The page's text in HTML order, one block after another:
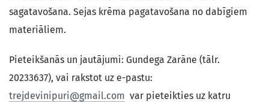
sagatavošana. Sejas krēma pagatavošana no dabīgiem
materiāliem.
Pieteikšanās un jautājumi: Gundega Zarāne (tālr.
20233637), vai rakstot uz e-pastu:
trejdevinipuri@gmail.com var pieteikties uz katru